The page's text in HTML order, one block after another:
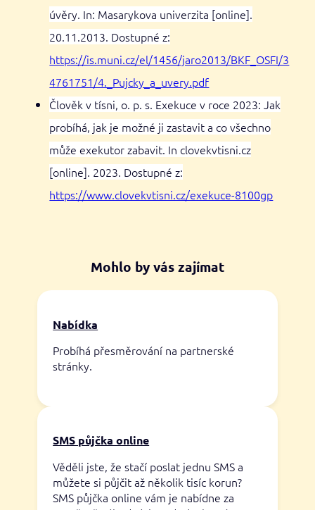
úvěry. In: Masarykova univerzita [online].
20.11.2013. Dostupné z:
https://is.muni.cz/el/1456/jaro2013/BKF_OSFI/3
4761751/4._Pujcky_a_uvery.pdf
Člověk v tísni, o. p. s. Exekuce v roce 2023: Jak
probíhá, jak je možné ji zastavit a co všechno
může exekutor zabavit. In clovekvtisni.cz
[online]. 2023. Dostupné z:
https://www.clovekvtisni.cz/exekuce-8100gp
Mohlo by vás zajímat
Nabídka
Probíhá přesměrování na partnerské
stránky.
SMS půjčka online
Věděli jste, že stačí poslat jednu SMS a
můžete si půjčit až několik tisíc korun?
SMS půjčka online vám je nabídne za